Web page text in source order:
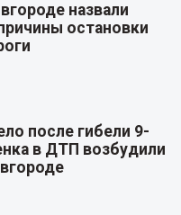
назвали
остановки
после гибели 9-
в ДТП возбудили